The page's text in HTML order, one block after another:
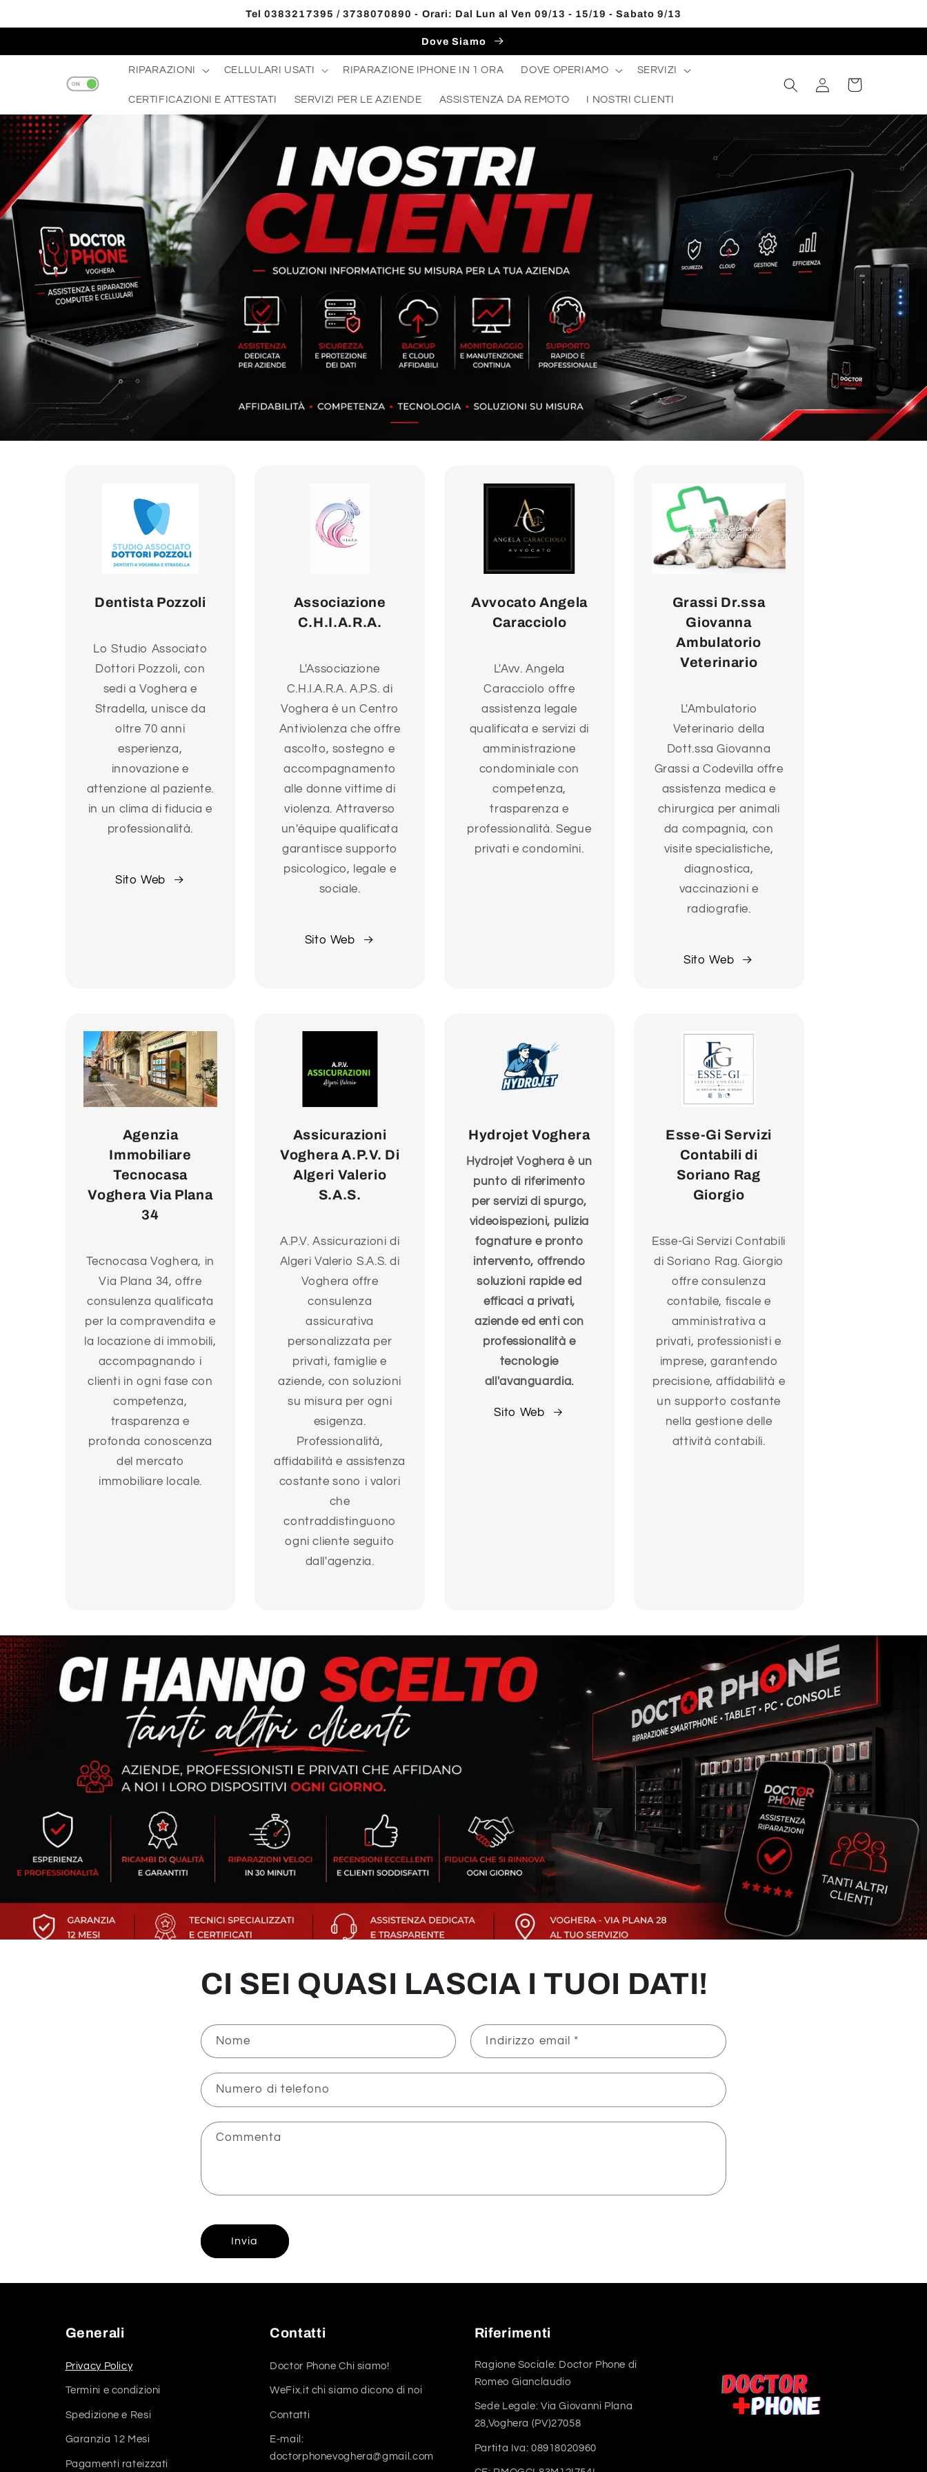
ai contenuti
Tel 0383217395 / 3738070890 - Orari: Dal Lun al Ven 09/13 - 15/19 - Sabato 9/13
Dove Siamo
RIPARAZIONI CELLULARI USATI RIPARAZIONE IPHONE IN 1 ORA DOVE OPERIAMO SERVIZI
CERTIFICAZIONI E ATTESTATI SERVIZI PER LE AZIENDE ASSISTENZA DA REMOTO I NOSTRI CLIENTI
Accedi Carrello
Dentista Pozzoli
Lo Studio Associato
Dottori Pozzoli, con
sedi a Voghera e
Stradella, unisce da
oltre 70 anni
esperienza,
innovazione e
attenzione al paziente.
in un clima di fiducia e
professionalità.
Sito Web
Associazione
C.H.I.A.R.A.
L'Associazione
C.H.I.A.R.A. A.P.S. di
Voghera è un Centro
Antiviolenza che offre
ascolto, sostegno e
accompagnamento
alle donne vittime di
violenza. Attraverso
un'équipe qualificata
garantisce supporto
psicologico, legale e
sociale.
Sito Web
Avvocato Angela
Caracciolo
L'Avv. Angela
Caracciolo offre
assistenza legale
qualificata e servizi di
amministrazione
condominiale con
competenza,
trasparenza e
professionalità. Segue
privati e condomìni.
Grassi Dr.ssa
Giovanna
Ambulatorio
Veterinario
L'Ambulatorio
Veterinario della
Dott.ssa Giovanna
Grassi a Codevilla offre
assistenza medica e
chirurgica per animali
da compagnia, con
visite specialistiche,
diagnostica,
vaccinazioni e
radiografie.
Sito Web
Agenzia
Immobiliare
Tecnocasa
Voghera Via Plana
34
Tecnocasa Voghera, in
Via Plana 34, offre
consulenza qualificata
per la compravendita e
la locazione di immobili,
accompagnando i
clienti in ogni fase con
competenza,
trasparenza e
profonda conoscenza
del mercato
immobiliare locale.
Assicurazioni
Voghera A.P.V. Di
Algeri Valerio
S.A.S.
A.P.V. Assicurazioni di
Algeri Valerio S.A.S. di
Voghera offre
consulenza
assicurativa
personalizzata per
privati, famiglie e
aziende, con soluzioni
su misura per ogni
esigenza.
Professionalità,
affidabilità e assistenza
costante sono i valori
che
contraddistinguono
ogni cliente seguito
dall'agenzia.
Hydrojet Voghera
Hydrojet Voghera è un
punto di riferimento
per servizi di spurgo,
videoispezioni, pulizia
fognature e pronto
intervento, offrendo
soluzioni rapide ed
efficaci a privati,
aziende ed enti con
professionalità e
tecnologie
all'avanguardia.
Sito Web
Esse-Gi Servizi
Contabili di
Soriano Rag
Giorgio
Esse-Gi Servizi Contabili
di Soriano Rag. Giorgio
offre consulenza
contabile, fiscale e
amministrativa a
privati, professionisti e
imprese, garantendo
precisione, affidabilità e
un supporto costante
nella gestione delle
attività contabili.
CI SEI QUASI LASCIA I TUOI DATI!
Nome Indirizzo email *
Numero di telefono
Commenta
Invia
Generali
Privacy Policy
Termini e condizioni
Spedizione e Resi
Garanzia 12 Mesi
Pagamenti rateizzati
Contatti
Doctor Phone Chi siamo!
WeFix.it chi siamo dicono di noi
Contatti
E-mail:
doctorphonevoghera@gmail.com
Riferimenti
Ragione Sociale: Doctor Phone di
Romeo Gianclaudio
Sede Legale: Via Giovanni Plana
28,Voghera (PV)27058
Partita Iva: 08918020960